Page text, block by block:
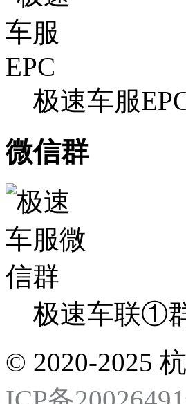
极速车服
微信群
极速车联①
© 2020-2025